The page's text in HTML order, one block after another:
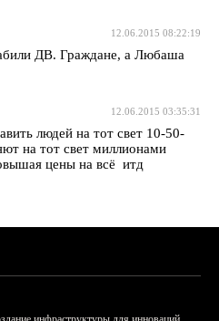
12.06.2015 08:22:19
ДВ. Граждане, а Любаша
12.06.2015 03:35:31
людей на тот свет 10-50-
на тот свет миллионами
цены на всё итд